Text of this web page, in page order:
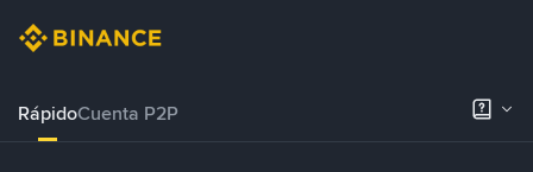
RápidoCuenta P2P